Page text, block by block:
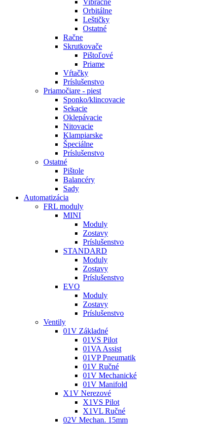
Vibračné
Orbitálne
Leštičky
Ostatné
Račne
Skrutkovače
Pištoľové
Priame
Vŕtačky
Príslušenstvo
Priamočiare - piest
Sponko/klincovacie
Sekacie
Oklepávacie
Nitovacie
Klampiarske
Špeciálne
Príslušenstvo
Ostatné
Pištole
Balancéry
Sady
Automatizácia
FRL moduly
MINI
Moduly
Zostavy
Príslušenstvo
STANDARD
Moduly
Zostavy
Príslušenstvo
EVO
Moduly
Zostavy
Príslušenstvo
Ventily
01V Základné
01VS Pilot
01VA Assist
01VP Pneumatik
01V Ručné
01V Mechanické
01V Manifold
X1V Nerezové
X1VS Pilot
X1VL Ručné
02V Mechan. 15mm